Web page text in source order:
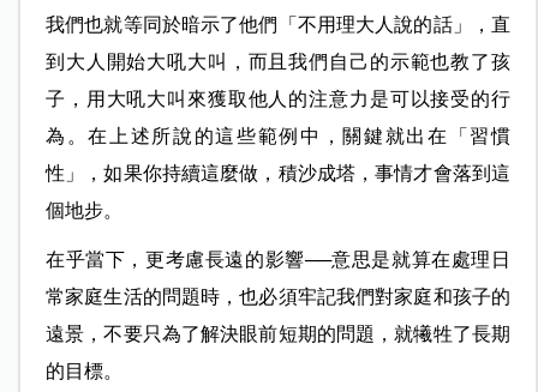
我們也就等同於暗示了他們「不用理大人說的話」，直
到大人開始大吼大叫，而且我們自己的示範也教了孩
子，用大吼大叫來獲取他人的注意力是可以接受的行
為。在上述所說的這些範例中，關鍵就出在「習慣
性」，如果你持續這麼做，積沙成塔，事情才會落到這
個地步。
在乎當下，更考慮長遠的影響──意思是就算在處理日
常家庭生活的問題時，也必須牢記我們對家庭和孩子的
遠景，不要只為了解決眼前短期的問題，就犧牲了長期
的目標。